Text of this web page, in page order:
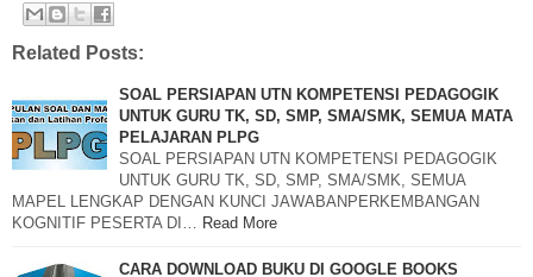
Related Posts:
SOAL PERSIAPAN UTN KOMPETENSI PEDAGOGIK
UNTUK GURU TK, SD, SMP, SMA/SMK, SEMUA MATA
PELAJARAN PLPG
SOAL PERSIAPAN UTN KOMPETENSI PEDAGOGIK
UNTUK GURU TK, SD, SMP, SMA/SMK, SEMUA
MAPEL LENGKAP DENGAN KUNCI JAWABANPERKEMBANGAN
KOGNITIF PESERTA DI… Read More
CARA DOWNLOAD BUKU DI GOOGLE BOOKS